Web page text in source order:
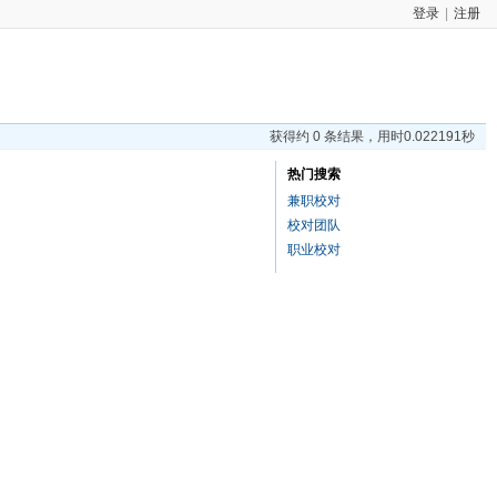
登录 注册
获得约 0 条结果，用时0.022191秒
热门搜索
兼职校对
校对团队
职业校对